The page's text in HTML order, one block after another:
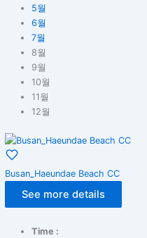
5월
6월
7월
8월
9월
10월
11월
12월
Busan_Haeundae Beach CC
See more details
Time :